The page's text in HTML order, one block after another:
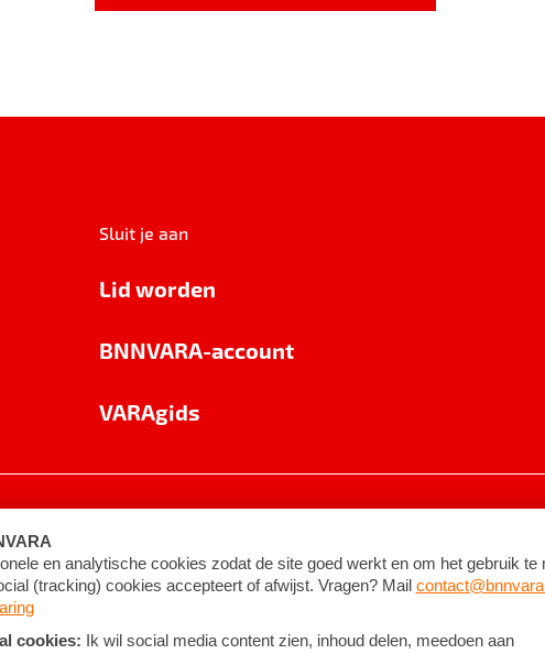
Sluit je aan
Lid worden
BNNVARA-account
VARAgids
voorwaarden ©2026BNNVARA